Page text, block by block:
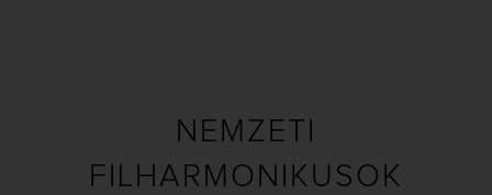
NEMZETI
FILHARMONIKUSOK